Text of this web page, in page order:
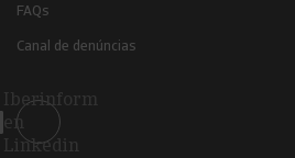
FAQs
Canal de denúncias
Iberinform
en
Linkedin